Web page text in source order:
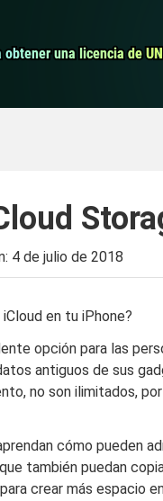
obtener una licencia de
obtener una licencia de
4 de julio de 2018
en tu iPhone?
opción para las
antiguos de sus
no son ilimitados,
cómo pueden
también puedan
crear más espacio